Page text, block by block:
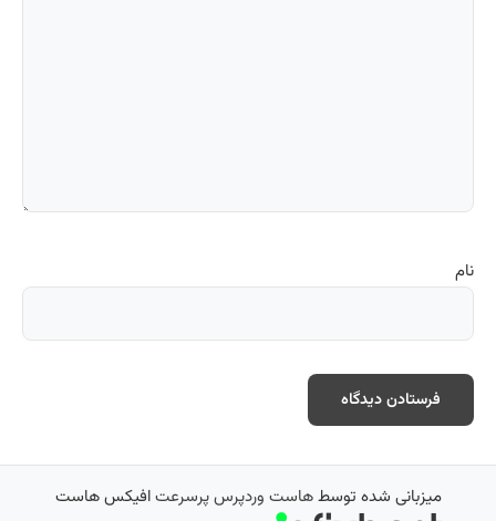
نام
میزبانی شده توسطهاست وردپرس پرسرعتافیکس هاست